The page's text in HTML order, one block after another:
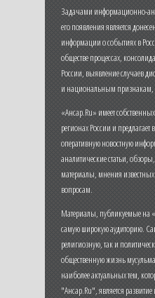
Задачами информационно-
его появления является
информации о событиях в
обществе процессах,
России, выявление случаев
и национальным признакам,
«Ансар.Ru» имеет
регионах России и
оперативную новостную
аналитические статьи,
материалы, мнения
вопросам.
Материалы, публикуемые на
самую широкую аудиторию.
религиозную, так и
общественную жизнь
наиболее актуальных тем,
"Ансар.Ru", является